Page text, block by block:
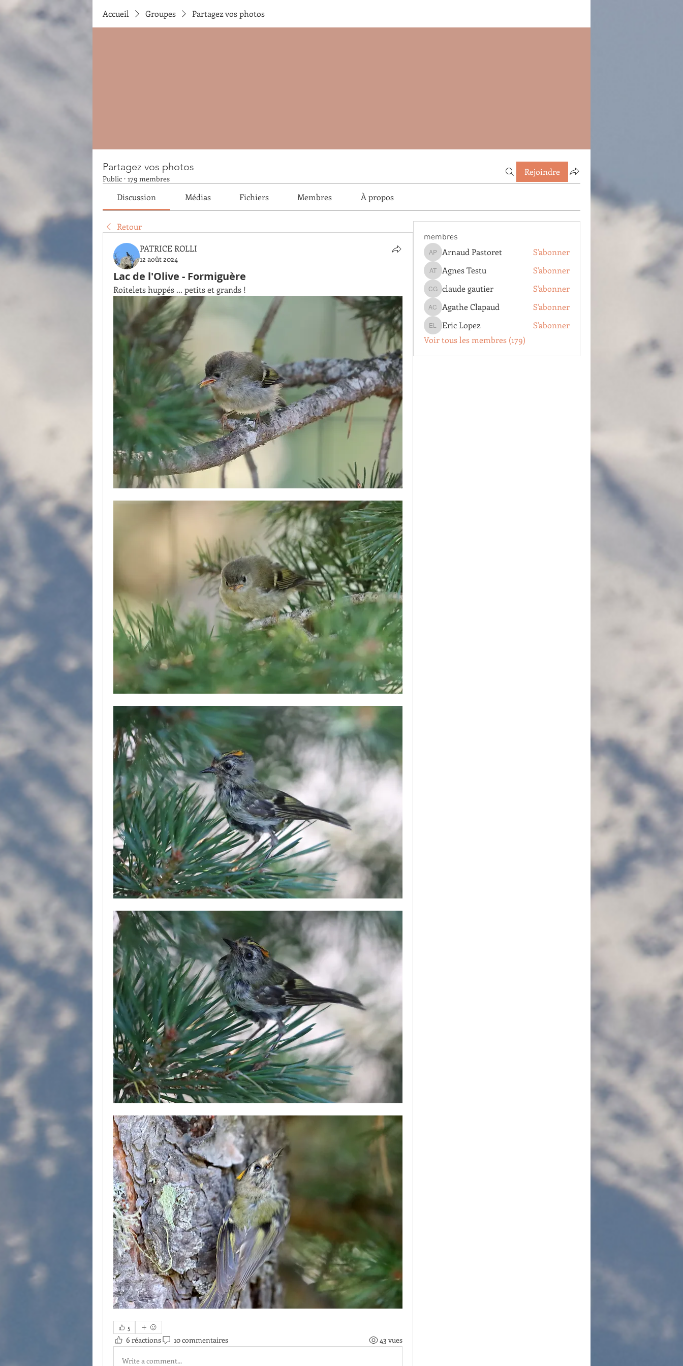
Accueil Groupes Partagez vos photos
Partagez vos photos
Public · 179 membres
Rejoindre
Discussion Médias Fichiers Membres À propos
Retour
PATRICE ROLLI
12 août 2024
Lac de l'Olive - Formiguère
Roitelets huppés ... petits et grands !
5
6 réactions 10 commentaires 43 vues
Write a comment...
membres
Arnaud Pastoret
Arnaud Pastoret S'abonner
Agnes Testu
Agnes Testu S'abonner
claude gautier
claude gautier S'abonner
Agathe Clapaud
Agathe Clapaud S'abonner
Eric Lopez
Eric Lopez
S'abonner
Voir tous les membres (179)